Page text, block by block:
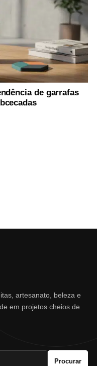
de garrafas
artesanato, beleza e
em projetos cheios de
Procurar